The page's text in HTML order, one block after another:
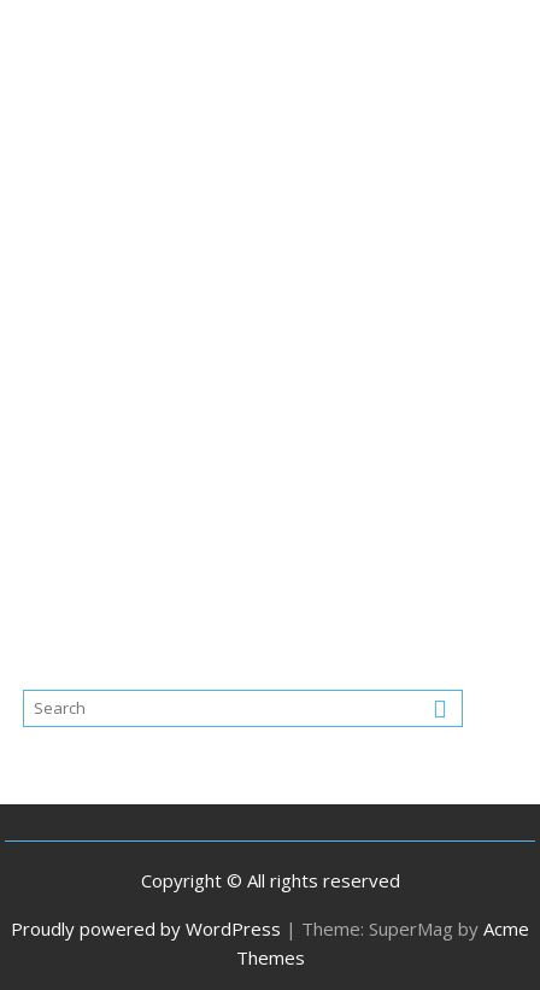
Copyright © All rights reserved
Proudly powered by WordPress | Theme: SuperMag by Acme
Themes